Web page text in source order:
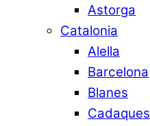
Astorga
Catalonia
Alella
Barcelona
Blanes
Cadaques